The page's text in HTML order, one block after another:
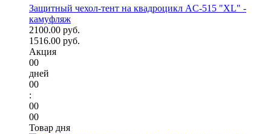
Защитный чехол-тент на квадроцикл AC-515 "XL" -
камуфляж
2100.00 руб.
1516.00 руб.
Акция
00
дней
00
:
00
00
Товар дня